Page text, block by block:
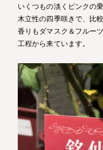
いくつもの淡くピンクの
木立性の四季咲きで、比
香りもダマスク＆フルー
工程から来ています。